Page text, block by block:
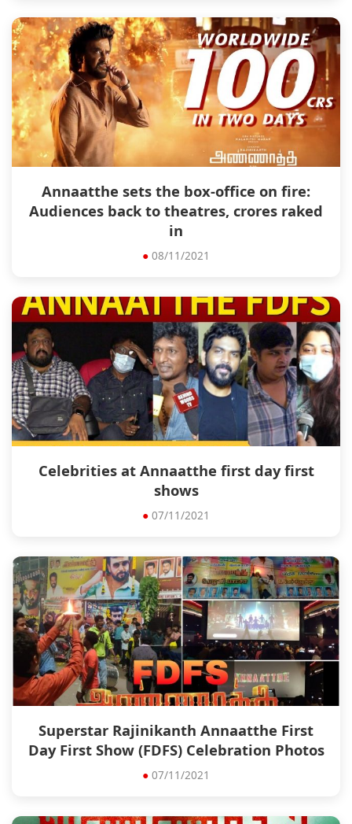
Annaatthe sets the box-office on fire:
Audiences back to theatres, crores raked
in
● 08/11/2021
Celebrities at Annaatthe first day first
shows
● 07/11/2021
Superstar Rajinikanth Annaatthe First
Day First Show (FDFS) Celebration Photos
● 07/11/2021